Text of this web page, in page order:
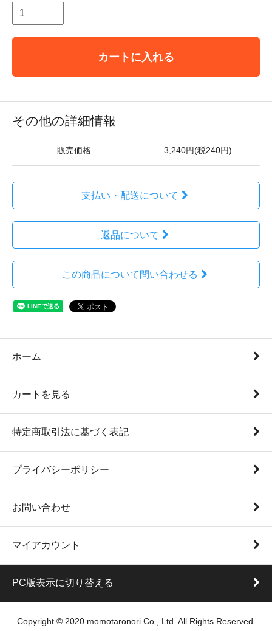
カートに入れる
その他の詳細情報
販売価格 3,240円(税240円)
支払い・配送について
返品について
この商品について問い合わせる
ホーム
カートを見る
特定商取引法に基づく表記
プライバシーポリシー
お問い合わせ
マイアカウント
PC版表示に切り替える
Copyright © 2020 momotaronori Co., Ltd. All Rights Reserved.